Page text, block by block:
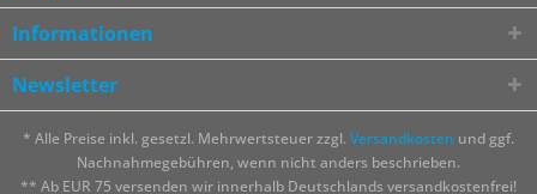
Informationen
Newsletter
* Alle Preise inkl. gesetzl. Mehrwertsteuer zzgl. Versandkosten und ggf.
Nachnahmegebühren, wenn nicht anders beschrieben.
** Ab EUR 75 versenden wir innerhalb Deutschlands versandkostenfrei!